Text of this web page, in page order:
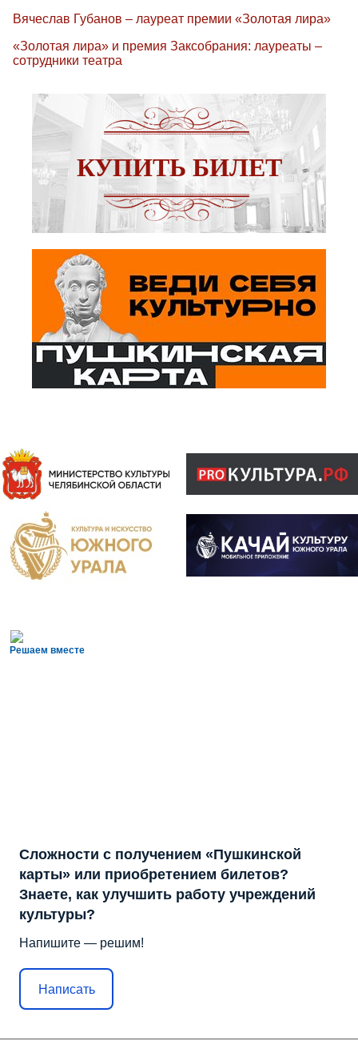
Вячеслав Губанов – лауреат премии «Золотая лира»
«Золотая лира» и премия Заксобрания: лауреаты –
сотрудники театра
КУПИТЬ БИЛЕТ
Решаем вместе
Сложности с получением «Пушкинской
карты» или приобретением билетов?
Знаете, как улучшить работу учреждений
культуры?
Напишите — решим!
Написать